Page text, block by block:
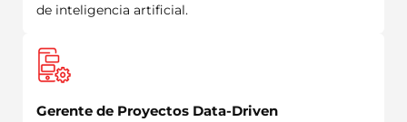
de inteligencia artificial.
Gerente de Proyectos Data-Driven